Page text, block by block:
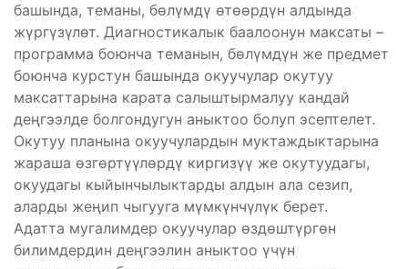
башында, теманы, бөлүмдү өтөөрдүн алдында
жүргүзүлөт. Диагностикалык баалоонун максаты –
программа боюнча теманын, бөлүмдүн же предмет
боюнча курстун башында окуучулар окутуу
максаттарына карата салыштырмалуу кандай
деңгээлде болгондугун аныктоо болуп эсептелет.
Окутуу планына окуучулардын муктаждыктарына
жараша өзгөртүүлөрдү киргизүү же окутуудагы,
окуудагы кыйынчылыктарды алдын ала сезип,
аларды жеңип чыгууга мүмкүнчүлүк берет.
Адатта мугалимдер окуучулар өздөштүргөн
билимдердин деңгээлин аныктоо үчүн